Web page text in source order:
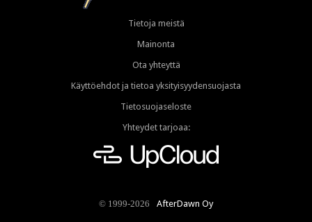
Tietoja meistä
Mainonta
Ota yhteyttä
Käyttöehdot ja tietoa yksityisyydensuojasta
Tietosuojaseloste
Yhteydet tarjoaa:
© 1999-2026 AfterDawn Oy